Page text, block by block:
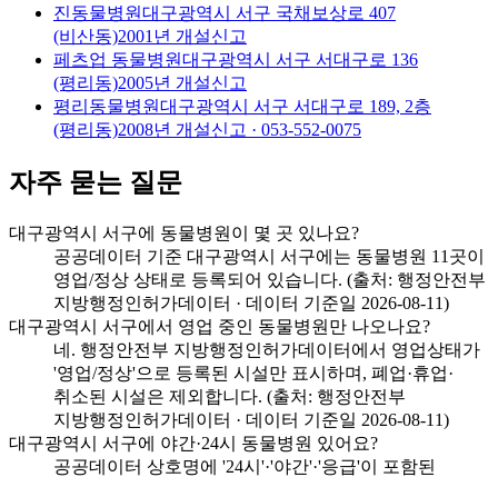
진동물병원대구광역시 서구 국채보상로 407
(비산동)2001 년 개설신고
페츠업 동물병원대구광역시 서구 서대구로 136
(평리동)2005년 개설신고
평리동물병원대구광역시 서구 서대구로 189, 2층
(평리동)2008년 개설신고 · 053-552-0075
자주 묻는 질문
대구광역시 서구에 동물병원이 몇 곳 있나요?
공공데이터 기준 대구광역시 서구에는 동물병원 11곳이
영업/정상 상태로 등록되어 있습니다. (출처: 행정안전부
지방행정인허가데이터 · 데이터 기준일 2026-08-11)
대구광역시 서구에서 영업 중인 동물병원만 나오나요?
네. 행정안전부 지방행정인허가데이터에서 영업상태가
'영업/정상'으로 등록된 시설만 표시하며, 폐업·휴업·
취소된 시설은 제외합니다. (출처: 행정안전부
지방행정인허가데이터 · 데이터 기준일 2026-08-11)
대구광역시 서구에 야간·24시 동물병원 있어요?
공공데이터 상호명에 '24시'·'야간'·'응급'이 포함된